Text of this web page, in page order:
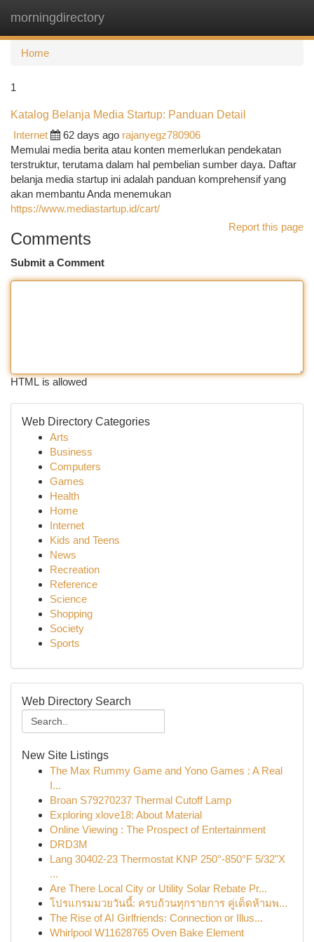
morningdirectory
Home
1
Katalog Belanja Media Startup: Panduan Detail
Internet
62 days ago rajanyegz780906
Memulai media berita atau konten memerlukan pendekatan
terstruktur, terutama dalam hal pembelian sumber daya. Daftar
belanja media startup ini adalah panduan komprehensif yang
akan membantu Anda menemukan
https://www.mediastartup.id/cart/
Report this page
Comments
Submit a Comment
HTML is allowed
Web Directory Categories
Arts
Business
Computers
Games
Health
Home
Internet
Kids and Teens
News
Recreation
Reference
Science
Shopping
Society
Sports
Web Directory Search
New Site Listings
The Max Rummy Game and Yono Games : A Real
I...
Broan S79270237 Thermal Cutoff Lamp
Exploring xlove18: About Material
Online Viewing : The Prospect of Entertainment
DRD3M
Lang 30402-23 Thermostat KNP 250°-850°F 5/32"X
...
Are There Local City or Utility Solar Rebate Pr...
โปรแกรมมวยวันนี้: ครบถ้วนทุกรายการ คู่เด็ดห้ามพ...
The Rise of AI Girlfriends: Connection or Illus...
Whirlpool W11628765 Oven Bake Element